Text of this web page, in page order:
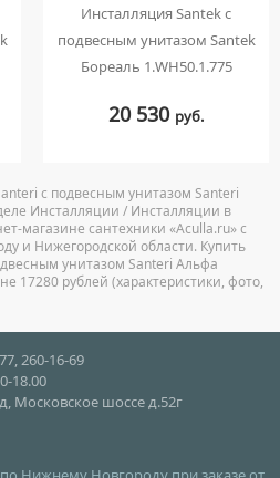
Инсталляция Santek с
подвесным унитазом Santek
Бореаль 1.WH50.1.775
20 530 руб.
с подвесным унитазом Santeri
Инсталляции / Инсталляции в
магазине сантехники «Aculla.ru» с
и Нижегородской области. Купить
унитазом Santeri Альфа
17280 рублей (характеристики, фото,
260-16-69
18.00
Московское шоссе д.52г